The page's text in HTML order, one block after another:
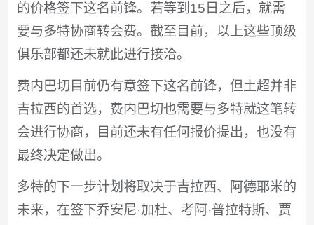
的价格签下这名前锋。若等到15日之后，就需
要与多特协商转会费。截至目前，以上这些顶级
俱乐部都还未就此进行接洽。
费内巴切目前仍有意签下这名前锋，但土超并非
吉拉西的首选，费内巴切也需要与多特就这笔转
会进行协商，目前还未有任何报价提出，也没有
最终决定做出。
多特的下一步计划将取决于吉拉西、阿德耶米的
未来，在签下乔安尼·加杜、考阿·普拉特斯、贾